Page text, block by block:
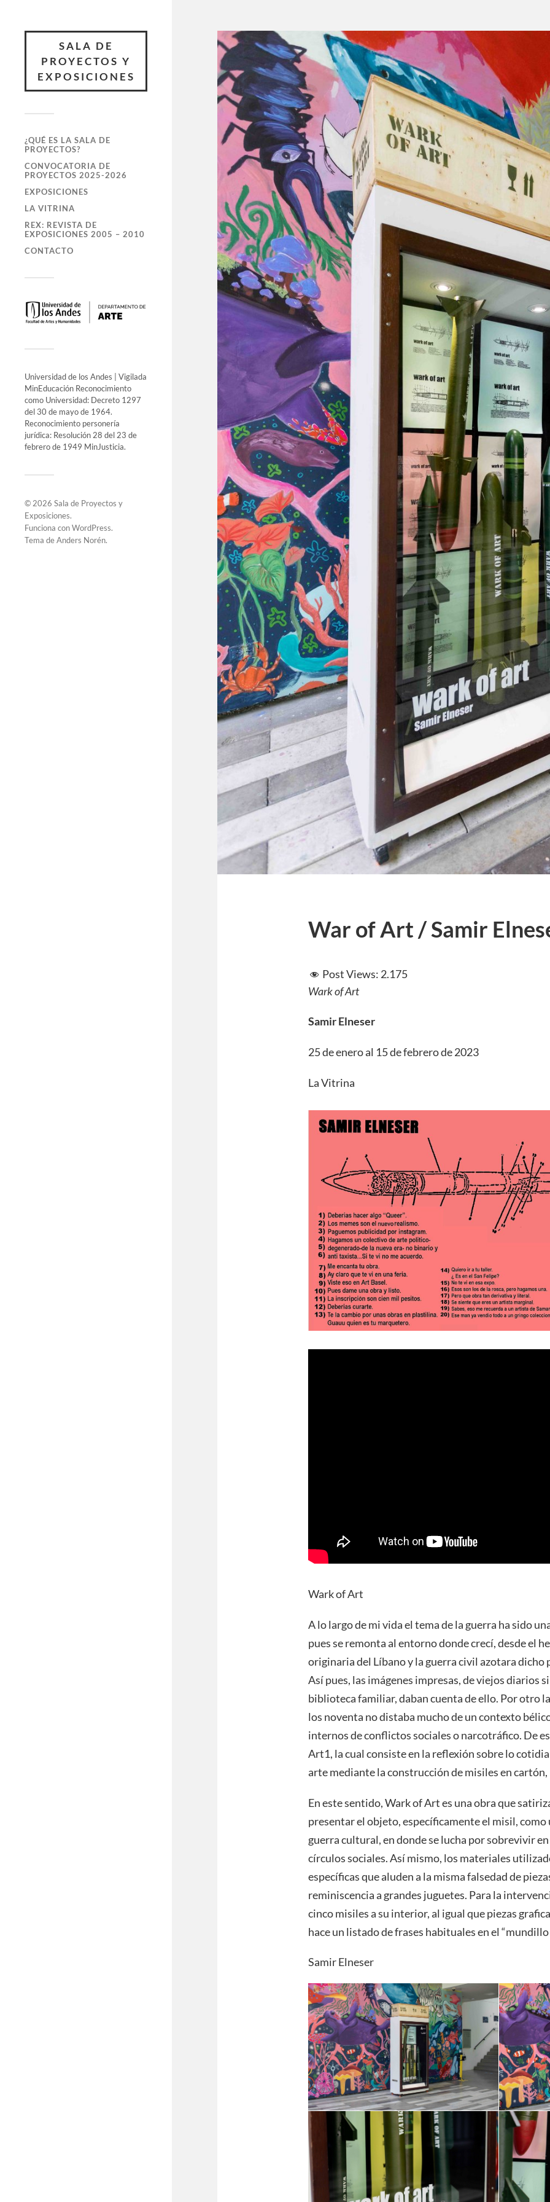
SALA DE
PROYECTOS Y
EXPOSICIONES
¿QUÉ ES LA SALA DE
PROYECTOS?
CONVOCATORIA DE
PROYECTOS 2025-2026
EXPOSICIONES
LA VITRINA
REX: REVISTA DE
EXPOSICIONES 2005 – 2010
CONTACTO
Universidad de los Andes | Vigilada
MinEducación Reconocimiento
como Universidad: Decreto 1297
del 30 de mayo de 1964.
Reconocimiento personería
jurídica: Resolución 28 del 23 de
febrero de 1949 MinJusticia.
© 2026 Sala de Proyectos y
Exposiciones.
Funciona conWordPress.
Tema deAnders Norén.
War of Art / Samir
Post Views: 2.175
Wark of Art
Samir Elneser
25 de enero al 15 de febrero de 2023
La Vitrina
Wark of Art
A lo largo de mi vida el tema de la guerra ha sido
pues se remonta al entorno donde crecí, desde el
originaria del Líbano y la guerra civil azotara dicho
Así pues, las imágenes impresas, de viejos diarios
biblioteca familiar, daban cuenta de ello. Por otro
los noventa no distaba mucho de un contexto
internos de conflictos sociales o narcotráfico. De
Art1, la cual consiste en la reflexión sobre lo
arte mediante la construcción de misiles en
En este sentido, Wark of Art es una obra que
presentar el objeto, específicamente el misil, como
guerra cultural, en donde se lucha por sobrevivir
círculos sociales. Así mismo, los materiales
específicas que aluden a la misma falsedad de
reminiscencia a grandes juguetes. Para la
cinco misiles a su interior, al igual que piezas
hace un listado de frases habituales en el “mundillo
Samir Elneser